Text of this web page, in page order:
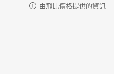
由飛比價格提供的資訊